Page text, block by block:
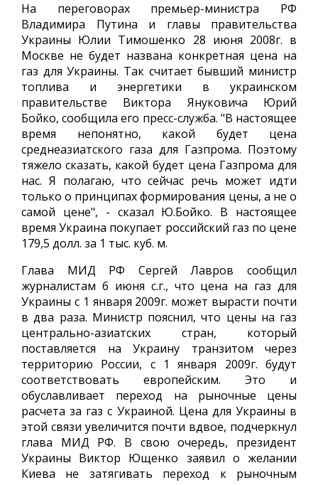
На переговорах премьер-министра РФ
Владимира Путина и главы правительства
Украины Юлии Тимошенко 28 июня 2008г. в
Москве не будет названа конкретная цена на
газ для Украины. Так считает бывший министр
топлива и энергетики в украинском
правительстве Виктора Януковича Юрий
Бойко, сообщила его пресс-служба. "В настоящее
время непонятно, какой будет цена
среднеазиатского газа для Газпрома. Поэтому
тяжело сказать, какой будет цена Газпрома для
нас. Я полагаю, что сейчас речь может идти
только о принципах формирования цены, а не о
самой цене", - сказал Ю.Бойко. В настоящее
время Украина покупает российский газ по цене
179,5 долл. за 1 тыс. куб. м.
Глава МИД РФ Сергей Лавров сообщил
журналистам 6 июня с.г., что цена на газ для
Украины с 1 января 2009г. может вырасти почти
в два раза. Министр пояснил, что цены на газ
центрально-азиатских стран, который
поставляется на Украину транзитом через
территорию России, с 1 января 2009г. будут
соответствовать европейским. Это и
обуславливает переход на рыночные цены
расчета за газ с Украиной. Цена для Украины в
этой связи увеличится почти вдвое, подчеркнул
глава МИД РФ. В свою очередь, президент
Украины Виктор Ющенко заявил о желании
Киева не затягивать переход к рыночным